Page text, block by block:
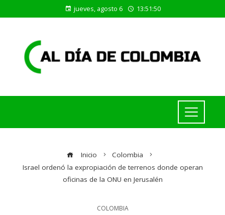
jueves, agosto 6 13:51:50
Inicio
Colombia
Israel ordenó la expropiación de terrenos donde operan
oficinas de la ONU en Jerusalén
COLOMBIA